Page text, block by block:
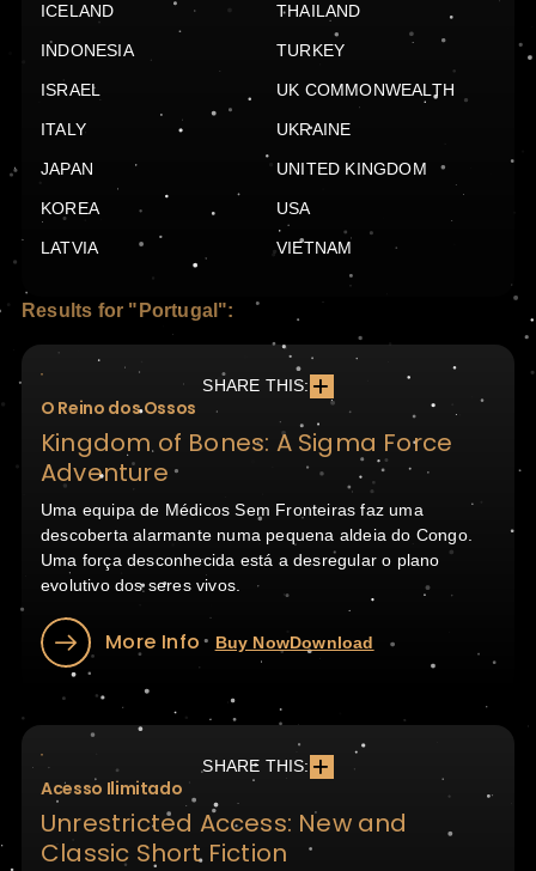
ICELAND
INDONESIA
ISRAEL
ITALY
JAPAN
KOREA
LATVIA
THAILAND
TURKEY
UK COMMONWEALTH
UKRAINE
UNITED KINGDOM
USA
VIETNAM
Results for "Portugal":
SHARE THIS:
O Reino dos Ossos
Kingdom of Bones: A Sigma Force
Adventure
Uma equipa de Médicos Sem Fronteiras faz uma
descoberta alarmante numa pequena aldeia do Congo.
Uma força desconhecida está a desregular o plano
evolutivo dos seres vivos.
More Info Buy NowDownload
SHARE THIS:
Acesso Ilimitado
Unrestricted Access: New and
Classic Short Fiction